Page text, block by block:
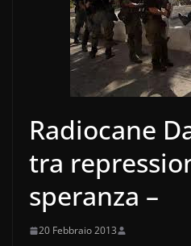
Radiocane
tra
speranza –
20 Febbraio 2013